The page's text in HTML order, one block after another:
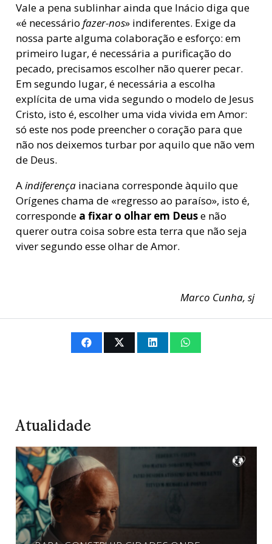
Vale a pena sublinhar ainda que Inácio diga que
«é necessário fazer-nos» indiferentes. Exige da
nossa parte alguma colaboração e esforço: em
primeiro lugar, é necessária a purificação do
pecado, precisamos escolher não querer pecar.
Em segundo lugar, é necessária a escolha
explícita de uma vida segundo o modelo de Jesus
Cristo, isto é, escolher uma vida vivida em Amor:
só este nos pode preencher o coração para que
não nos deixemos turbar por aquilo que não vem
de Deus.
Aindiferença inaciana corresponde àquilo que
Orígenes chama de «regresso ao paraíso», isto é,
corresponde a fixar o olhar em Deuse não
querer outra coisa sobre esta terra que não seja
viver segundo esse olhar de Amor.
Marco Cunha, sj
Atualidade